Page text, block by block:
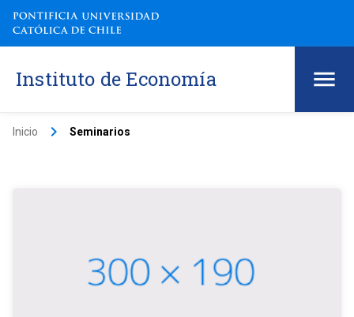
Instituto de Economía
Inicio keyboard_arrow_right Seminarios